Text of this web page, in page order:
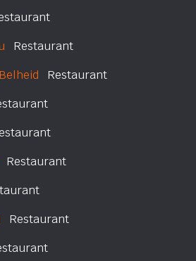
Restaurant
Restaurant
Restaurant
Restaurant